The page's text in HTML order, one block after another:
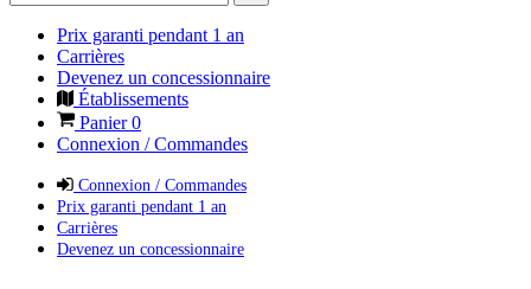
Prix garanti pendant 1 an
Carrières
Devenez un concessionnaire
Établissements
Panier0
Connexion / Commandes
Connexion / Commandes
Prix garanti pendant 1 an
Carrières
Devenez un concessionnaire